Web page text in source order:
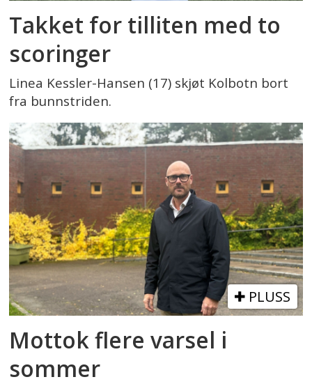
Takket for tilliten med to
scoringer
Linea Kessler-Hansen (17) skjøt Kolbotn bort
fra bunnstriden.
PLUSS
Mottok flere varsel i
sommer